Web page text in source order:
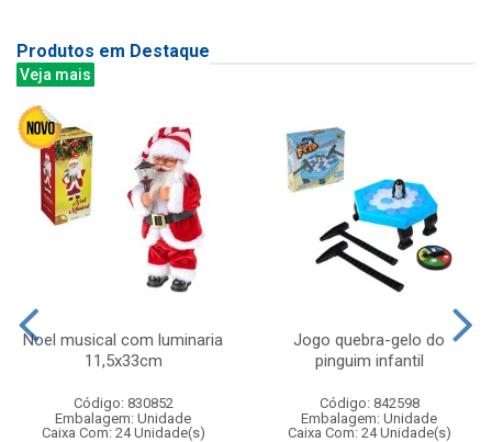
Produtos em Destaque
Veja mais
Noel musical com luminaria
11,5x33cm
Código: 830852
Embalagem: Unidade
Caixa Com: 24 Unidade(s)
Jogo quebra-gelo do
pinguim infantil
Código: 842598
Embalagem: Unidade
Caixa Com: 24 Unidade(s)